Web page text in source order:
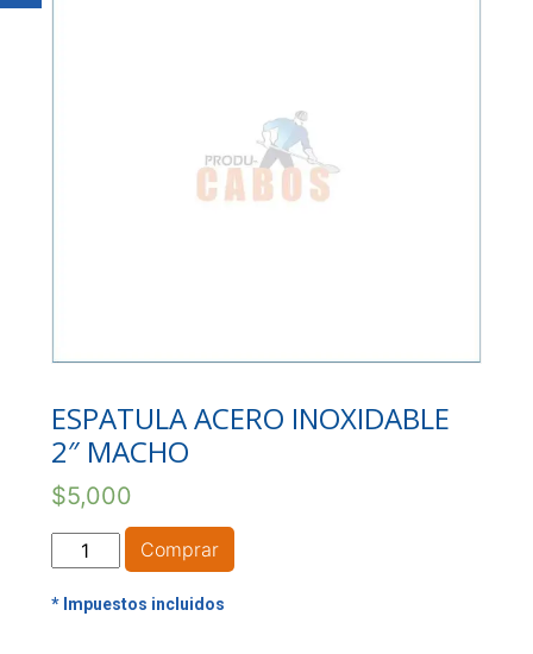
ESPATULA ACERO INOXIDABLE
2″ MACHO
$5,000
ESPATULA
ACERO
INOXIDABLE
Comprar